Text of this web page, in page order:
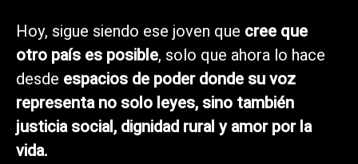
Hoy, sigue siendo ese joven que cree que
otro país es posible, solo que ahora lo hace
desde espacios de poder donde su voz
representa no solo leyes, sino también
justicia social, dignidad rural y amor por la
vida.